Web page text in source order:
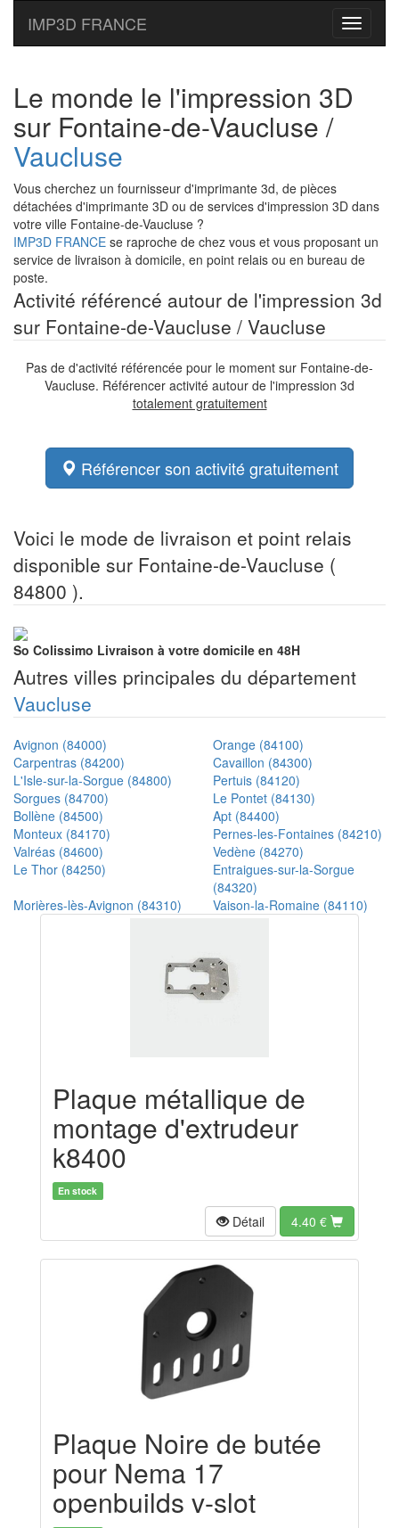
Toggle
IMP3D FRANCE
Le monde le l'impression 3D
sur Fontaine-de-Vaucluse /
Vaucluse
Vous cherchez un fournisseur d'imprimante 3d, de pièces
détachées d'imprimante 3D ou de services d'impression 3D dans
votre ville Fontaine-de-Vaucluse ?
IMP3D FRANCE se raproche de chez vous et vous proposant un
service de livraison à domicile, en point relais ou en bureau de
poste.
Activité référencé autour de l'impression 3d
sur Fontaine-de-Vaucluse / Vaucluse
Pas de d'activité référencée pour le moment sur Fontaine-de-
Vaucluse. Référencer activité autour de l'impression 3d
totalement gratuitement
Référencer son activité gratuitement
Voici le mode de livraison et point relais
disponible sur Fontaine-de-Vaucluse (
84800 ).
So Colissimo Livraison à votre domicile en 48H
Autres villes principales du département
Vaucluse
Avignon (84000)
Orange (84100)
Carpentras (84200)
Cavaillon (84300)
L'Isle-sur-la-Sorgue (84800)
Pertuis (84120)
Sorgues (84700)
Le Pontet (84130)
Bollène (84500)
Apt (84400)
Monteux (84170)
Pernes-les-Fontaines (84210)
Valréas (84600)
Vedène (84270)
Le Thor (84250)
Entraigues-sur-la-Sorgue
(84320)
Morières-lès-Avignon (84310)
Vaison-la-Romaine (84110)
Plaque métallique de
montage d'extrudeur
k8400
En stock
Détail 4.40 €
Plaque Noire de butée
pour Nema 17
openbuilds v-slot